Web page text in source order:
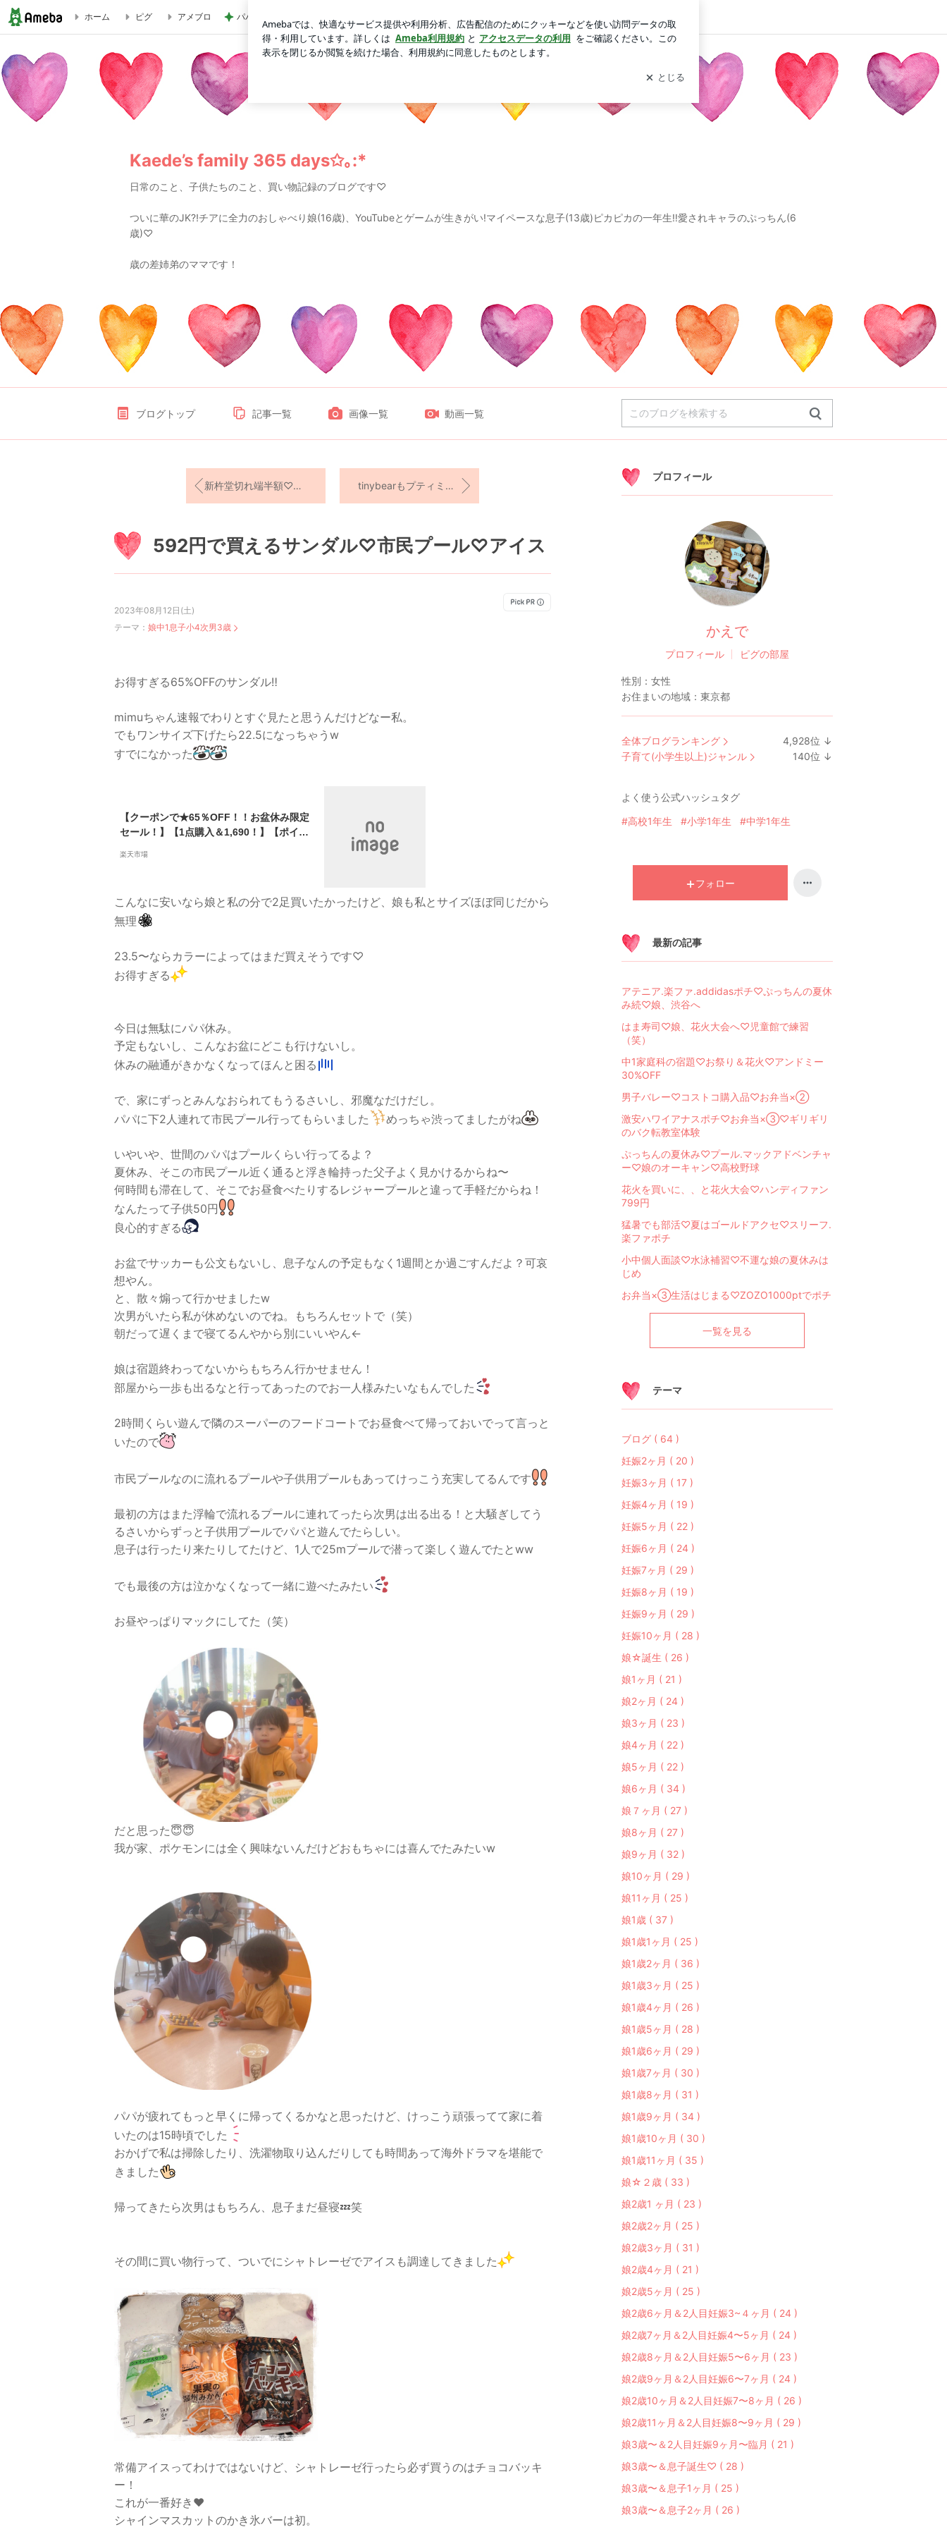
592円で買えるサンダル♡市民プール♡アイス | Kaede’s family 365 days✩｡:*
ホーム ピグ アメブロ パパが瞬食した赤魚の煮付け ログイン
Kaede’s family 365 days✩｡:*
日常のこと、子供たちのこと、買い物記録のブログです♡
ついに華のJK⁈チアに全力のおしゃべり娘(16歳)、YouTubeとゲームが生きがい!マイペースな息子(13歳)ピカピカの一年生‼︎愛されキャラのぷっちん(6
歳)♡
歳の差姉弟のママです！
ブログトップ 記事一覧 画像一覧 動画一覧
新杵堂切れ端半額♡お盆とは？笑 tinybearもプティミッキーも可愛い♡♡
592円で買えるサンダル♡市民プール♡アイス
2023年08月12日(土)
テーマ： 娘中1息子小4次男3歳
お得すぎる65%OFFのサンダル‼️
mimuちゃん速報でわりとすぐ見たと思うんだけどなー私。
でもワンサイズ下げたら22.5になっちゃうw
すでになかった
【クーポンで★65％OFF！！お盆休み限定
セール！】【1点購入＆1,690！】【ポイン
厚底 メッシュ スポーツサンダル 通気性 ビ
ル 旅行 春夏
楽天市場
こんなに安いなら娘と私の分で2足買いたかったけど、娘も私とサイズほぼ同じだから
無理
23.5〜ならカラーによってはまだ買えそうです♡
お得すぎる
今日は無駄にパパ休み。
予定もないし、こんなお盆にどこも行けないし。
休みの融通がきかなくなってほんと困る
で、家にずっとみんなおられてもうるさいし、邪魔なだけだし。
パパに下2人連れて市民プール行ってもらいました
めっちゃ渋ってましたがね
いやいや、世間のパパはプールくらい行ってるよ？
夏休み、そこの市民プール近く通ると浮き輪持った父子よく見かけるからね〜
何時間も滞在して、そこでお昼食べたりするレジャープールと違って手軽だからね！
なんたって子供50円
良心的すぎる
お盆でサッカーも公文もないし、息子なんの予定もなく1週間とか過ごすんだよ？可哀
想やん。
と、散々煽って行かせましたw
次男がいたら私が休めないのでね。もちろんセットで（笑）
朝だって遅くまで寝てるんやから別にいいやん←
娘は宿題終わってないからもちろん行かせません！
部屋から一歩も出るなと行ってあったのでお一人様みたいなもんでした
2時間くらい遊んで隣のスーパーのフードコートでお昼食べて帰っておいでって言っと
いたので
市民プールなのに流れるプールや子供用プールもあってけっこう充実してるんです
最初の方はまた浮輪で流れるプールに連れてったら次男は出る出る！と大騒ぎしてう
るさいからずっと子供用プールでパパと遊んでたらしい。
息子は行ったり来たりしてたけど、1人で25mプールで潜って楽しく遊んでたとww
でも最後の方は泣かなくなって一緒に遊べたみたい
お昼やっぱりマックにしてた（笑）
だと思った😇😇
我が家、ポケモンには全く興味ないんだけどおもちゃには喜んでたみたいw
パパが疲れてもっと早くに帰ってくるかなと思ったけど、けっこう頑張ってて家に着
いたのは15時頃でした
おかげで私は掃除したり、洗濯物取り込んだりしても時間あって海外ドラマを堪能で
きました
帰ってきたら次男はもちろん、息子まだ昼寝💤笑
その間に買い物行って、ついでにシャトレーゼでアイスも調達してきました
常備アイスってわけではないけど、シャトレーゼ行ったら必ず買うのはチョコバッキ
ー！
これが一番好き❤️
シャインマスカットのかき氷バーは初。
プロフィール
かえで
プロフィール ピグの部屋
性別： 女性
お住まいの地域： 東京都
全体ブログランキング 4,928位 ↓
子育て(小学生以上)ジャンル 140位 ↓
よく使う公式ハッシュタグ
#高校1年生 #小学1年生 #中学1年生
フォロー
最新の記事
アテニア.楽ファ.addidasポチ♡ぷっちんの夏休
み続♡娘、渋谷へ
はま寿司♡娘、花火大会へ♡児童館で練習
（笑）
中1家庭科の宿題♡お祭り＆花火♡アンドミー
30%OFF
男子バレー♡コストコ購入品♡お弁当×②
激安ハワイアナスポチ♡お弁当×③♡ギリギリ
のバク転教室体験
ぷっちんの夏休み♡プール.マックアドベンチャ
ー♡娘のオーキャン♡高校野球
花火を買いに、、と花火大会♡ハンディファン
799円
猛暑でも部活♡夏はゴールドアクセ♡スリーフ.
楽ファポチ
小中個人面談♡水泳補習♡不運な娘の夏休みは
じめ
お弁当×③生活はじまる♡ZOZO1000ptでポチ
一覧を見る
テーマ
ブログ ( 64 )
妊娠2ヶ月 ( 20 )
妊娠3ヶ月 ( 17 )
妊娠4ヶ月 ( 19 )
妊娠5ヶ月 ( 22 )
妊娠6ヶ月 ( 24 )
妊娠7ヶ月 ( 29 )
妊娠8ヶ月 ( 19 )
妊娠9ヶ月 ( 29 )
妊娠10ヶ月 ( 28 )
娘☆誕生 ( 26 )
娘1ヶ月 ( 21 )
娘2ヶ月 ( 24 )
娘3ヶ月 ( 23 )
娘4ヶ月 ( 22 )
娘5ヶ月 ( 22 )
娘6ヶ月 ( 34 )
娘７ヶ月 ( 27 )
娘8ヶ月 ( 27 )
娘9ヶ月 ( 32 )
娘10ヶ月 ( 29 )
娘11ヶ月 ( 25 )
娘1歳 ( 37 )
娘1歳1ヶ月 ( 25 )
娘1歳2ヶ月 ( 36 )
娘1歳3ヶ月 ( 25 )
娘1歳4ヶ月 ( 26 )
娘1歳5ヶ月 ( 28 )
娘1歳6ヶ月 ( 29 )
娘1歳7ヶ月 ( 30 )
娘1歳8ヶ月 ( 31 )
娘1歳9ヶ月 ( 34 )
娘1歳10ヶ月 ( 30 )
娘1歳11ヶ月 ( 35 )
娘☆２歳 ( 33 )
娘2歳1 ヶ月 ( 23 )
娘2歳2ヶ月 ( 25 )
娘2歳3ヶ月 ( 31 )
娘2歳4ヶ月 ( 21 )
娘2歳5ヶ月 ( 25 )
娘2歳6ヶ月＆2人目妊娠3~４ヶ月 ( 24 )
娘2歳7ヶ月＆2人目妊娠4〜5ヶ月 ( 24 )
娘2歳8ヶ月＆2人目妊娠5〜6ヶ月 ( 23 )
娘2歳9ヶ月＆2人目妊娠6〜7ヶ月 ( 24 )
娘2歳10ヶ月＆2人目妊娠7〜8ヶ月 ( 26 )
娘2歳11ヶ月＆2人目妊娠8〜9ヶ月 ( 29 )
娘3歳〜＆2人目妊娠9ヶ月〜臨月 ( 21 )
娘3歳〜＆息子誕生♡ ( 28 )
娘3歳〜＆息子1ヶ月 ( 25 )
娘3歳〜＆息子2ヶ月 ( 26 )